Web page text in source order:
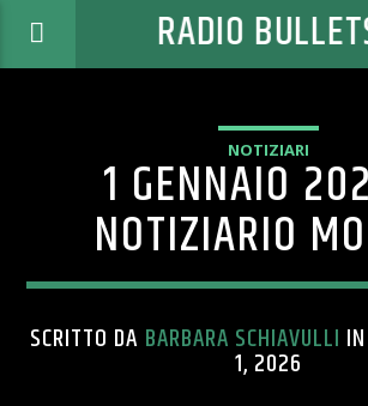
RADIO
NOTIZIARI
1 GENNAIO
NOTIZIARIO
SCRITTO DA BARBARA SCHIAVULLI
1, 2026